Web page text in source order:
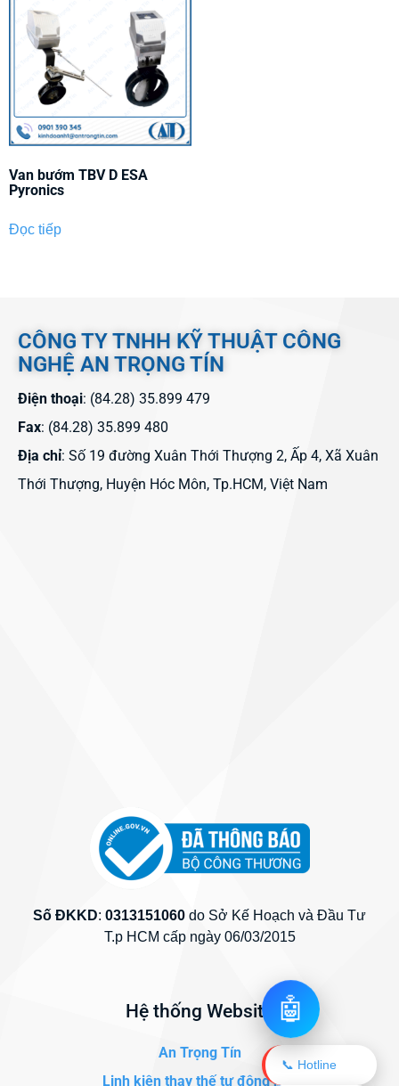
Van bướm TBV D ESA
Pyronics
Đọc tiếp
CÔNG TY TNHH KỸ THUẬT CÔNG
NGHỆ AN TRỌNG TÍN
Điện thoại: (84.28) 35.899 479
Fax: (84.28) 35.899 480
Địa chỉ: Số 19 đường Xuân Thới Thượng 2, Ấp 4, Xã Xuân
Thới Thượng, Huyện Hóc Môn, Tp.HCM, Việt Nam
Số ĐKKD: 0313151060 do Sở Kế Hoạch và Đầu Tư
T.p HCM cấp ngày 06/03/2015
Hệ thống Website
An Trọng Tín
Linh kiện thay thế tự động hóa
🤖
📞 Hotline